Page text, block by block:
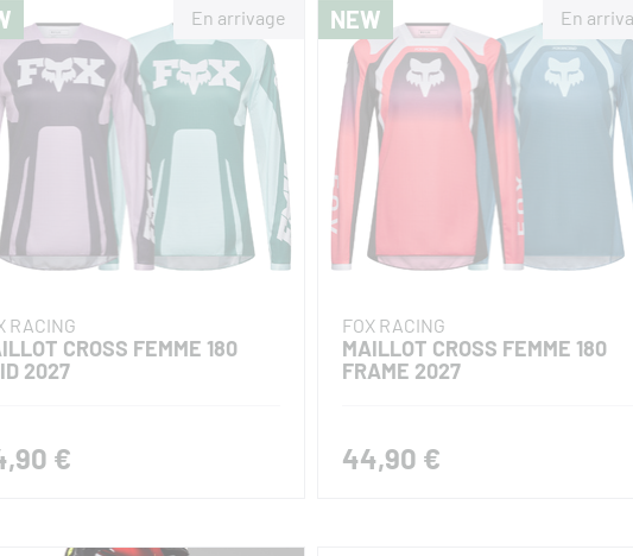
RACING
CROSS FEMME 180
2027
€
NEW
FOX RACING
MAILLOT CROSS FEMME 180
FRAME 2027
44,90 €